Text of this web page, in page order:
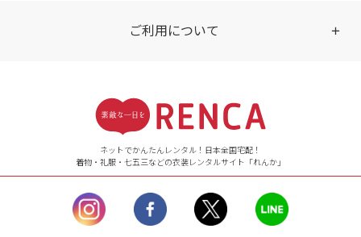
ご利用について
【ご注文（インターネット）】
24時間年中無休
【お問い合わせ窓口（メー
ル）】10:00~17:00
土曜日、日曜日、臨
時休業日を除く。
営業時間外にいただ
ネットでかんたんレンタル！日本全国宅配！
着物・礼服・七五三などの衣装レンタルサイト「れんか」